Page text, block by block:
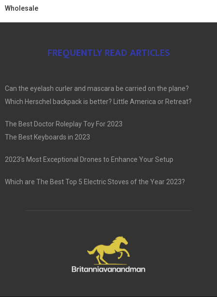
Wholesale
FREQUENTLY READ ARTICLES
Can the eyelash curler and mascara be carried on the plane?
Which Herschel backpack is better? Little America or Retreat?
The Best Doctor Roleplay Toy For 2023
The Best Keyboards in 2023
2023’s Most Exceptional Drones to Enhance Your Setup
Which are The Best Top 5 Electric Stoves of the Year 2023?